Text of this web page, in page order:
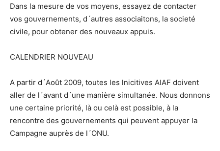
Dans la mesure de vos moyens, essayez de contacter
vos gouvernements, d´autres associaitons, la societé
civile, pour obtener des nouveaux appuis.
CALENDRIER NOUVEAU
A partir d´Août 2009, toutes les lnicitives AIAF doivent
aller de l´avant d´une manière simultanée. Nous donnons
une certaine priorité, là ou celà est possible, à la
rencontre des gouvernements qui peuvent appuyer la
Campagne auprès de l´ONU.